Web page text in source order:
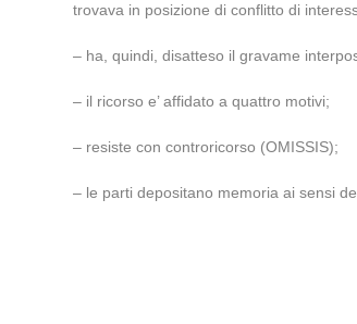
trovava in posizione di conflitto di
– ha, quindi, disatteso il gravame
– il ricorso e’ affidato a quattro motivi;
– resiste con controricorso (OMISSIS);
– le parti depositano memoria ai sensi